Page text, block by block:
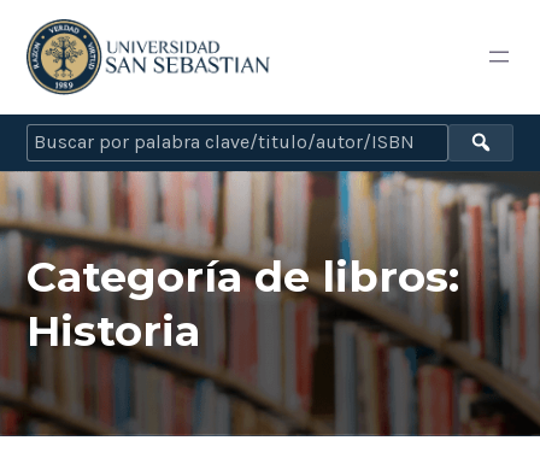
Categoría de libros:
Historia